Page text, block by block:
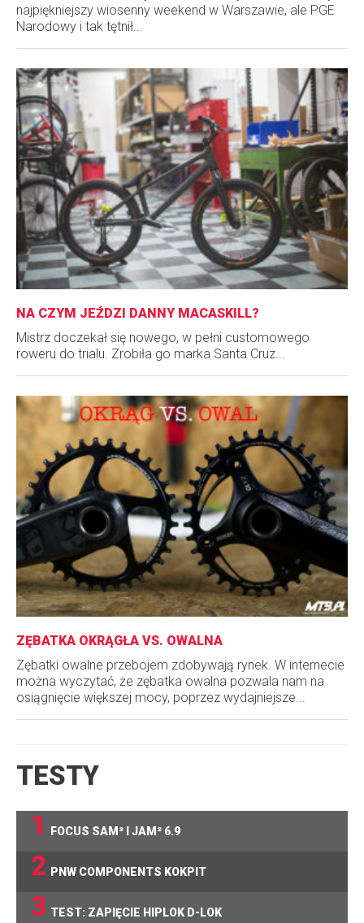
najpiękniejszy wiosenny weekend w Warszawie, ale PGE
Narodowy i tak tętnił...
NA CZYM JEŹDZI DANNY MACASKILL?
Mistrz doczekał się nowego, w pełni customowego
roweru do trialu. Zrobiła go marka Santa Cruz...
ZĘBATKA OKRĄGŁA VS. OWALNA
Zębatki owalne przebojem zdobywają rynek. W internecie
można wyczytać, że zębatka owalna pozwala nam na
osiągnięcie większej mocy, poprzez wydajniejsze...
TESTY
1
FOCUS SAM² I JAM² 6.9
2 PNW COMPONENTS KOKPIT
3 TEST: ZAPIĘCIE HIPLOK D-LOK